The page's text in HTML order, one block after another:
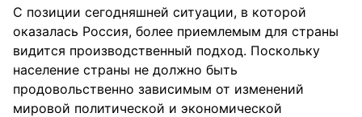
С позиции сегодняшней ситуации, в которой
оказалась Россия, более приемлемым для страны
видится производственный подход. Поскольку
население страны не должно быть
продовольственно зависимым от изменений
мировой политической и экономической